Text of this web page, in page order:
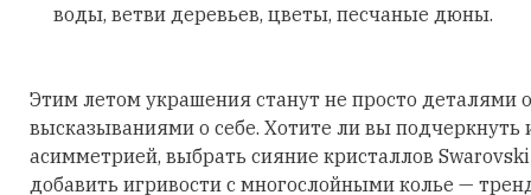
воды, ветви деревьев, цветы, песчаные дюны.
Этим летом украшения станут не просто деталями
высказываниями о себе. Хотите ли вы подчеркнуть
асимметрией, выбрать сияние кристаллов
добавить игривости с многослойными колье —